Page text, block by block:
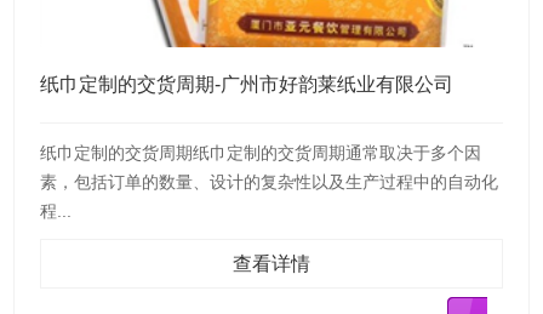
纸巾定制的交货周期-广州市好韵莱纸业有限公司
纸巾定制的交货周期纸巾定制的交货周期通常取决于多个因
素，包括订单的数量、设计的复杂性以及生产过程中的自动化
程...
查看详情